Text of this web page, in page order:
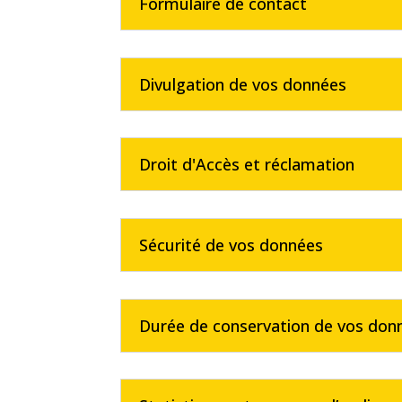
Divulgation de vos données
Droit d'Accès et réclamation
Sécurité de vos données
Durée de conservation de vos